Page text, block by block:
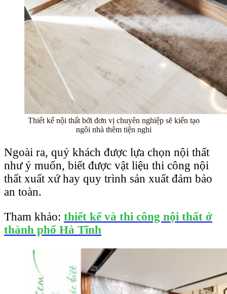
Thiết kế nội thất bởi đơn vị chuyên nghiệp sẽ kiến tạo
ngôi nhà thêm tiện nghi
Ngoài ra, quý khách được lựa chọn nội thất
như ý muốn, biết được vật liệu thi công nội
thất xuất xứ hay quy trình sản xuất đảm bảo
an toàn.
Tham khảo: thiết kế và thi công nội thất ở
thành phố Hà Tĩnh